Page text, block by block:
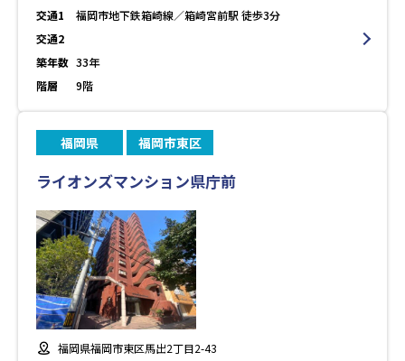
交通1
福岡市地下鉄箱崎線／箱崎宮前駅 徒歩3分
交通2
築年数 33年
階層
9階
福岡県 福岡市東区
ライオンズマンション県庁前
福岡県福岡市東区馬出2丁目2-43